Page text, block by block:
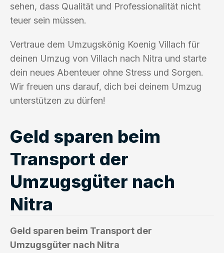
sehen, dass Qualität und Professionalität nicht
teuer sein müssen.
Vertraue dem Umzugskönig Koenig Villach für
deinen Umzug von Villach nach Nitra und starte
dein neues Abenteuer ohne Stress und Sorgen.
Wir freuen uns darauf, dich bei deinem Umzug
unterstützen zu dürfen!
Geld sparen beim
Transport der
Umzugsgüter nach
Nitra
Geld sparen beim Transport der
Umzugsgüter nach Nitra